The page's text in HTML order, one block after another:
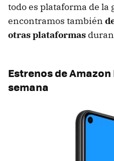
todo es plataforma de la
encontramos también
otras plataformas
Estrenos de
semana